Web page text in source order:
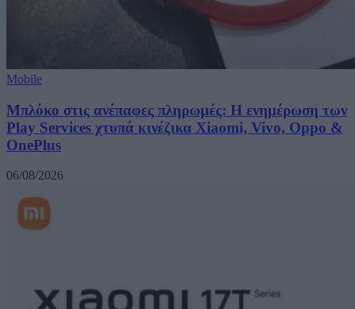
Mobile
Μπλόκο στις ανέπαφες πληρωμές: Η ενημέρωση των
Play Services χτυπά κινέζικα Xiaomi, Vivo, Oppo &
OnePlus
06/08/2026